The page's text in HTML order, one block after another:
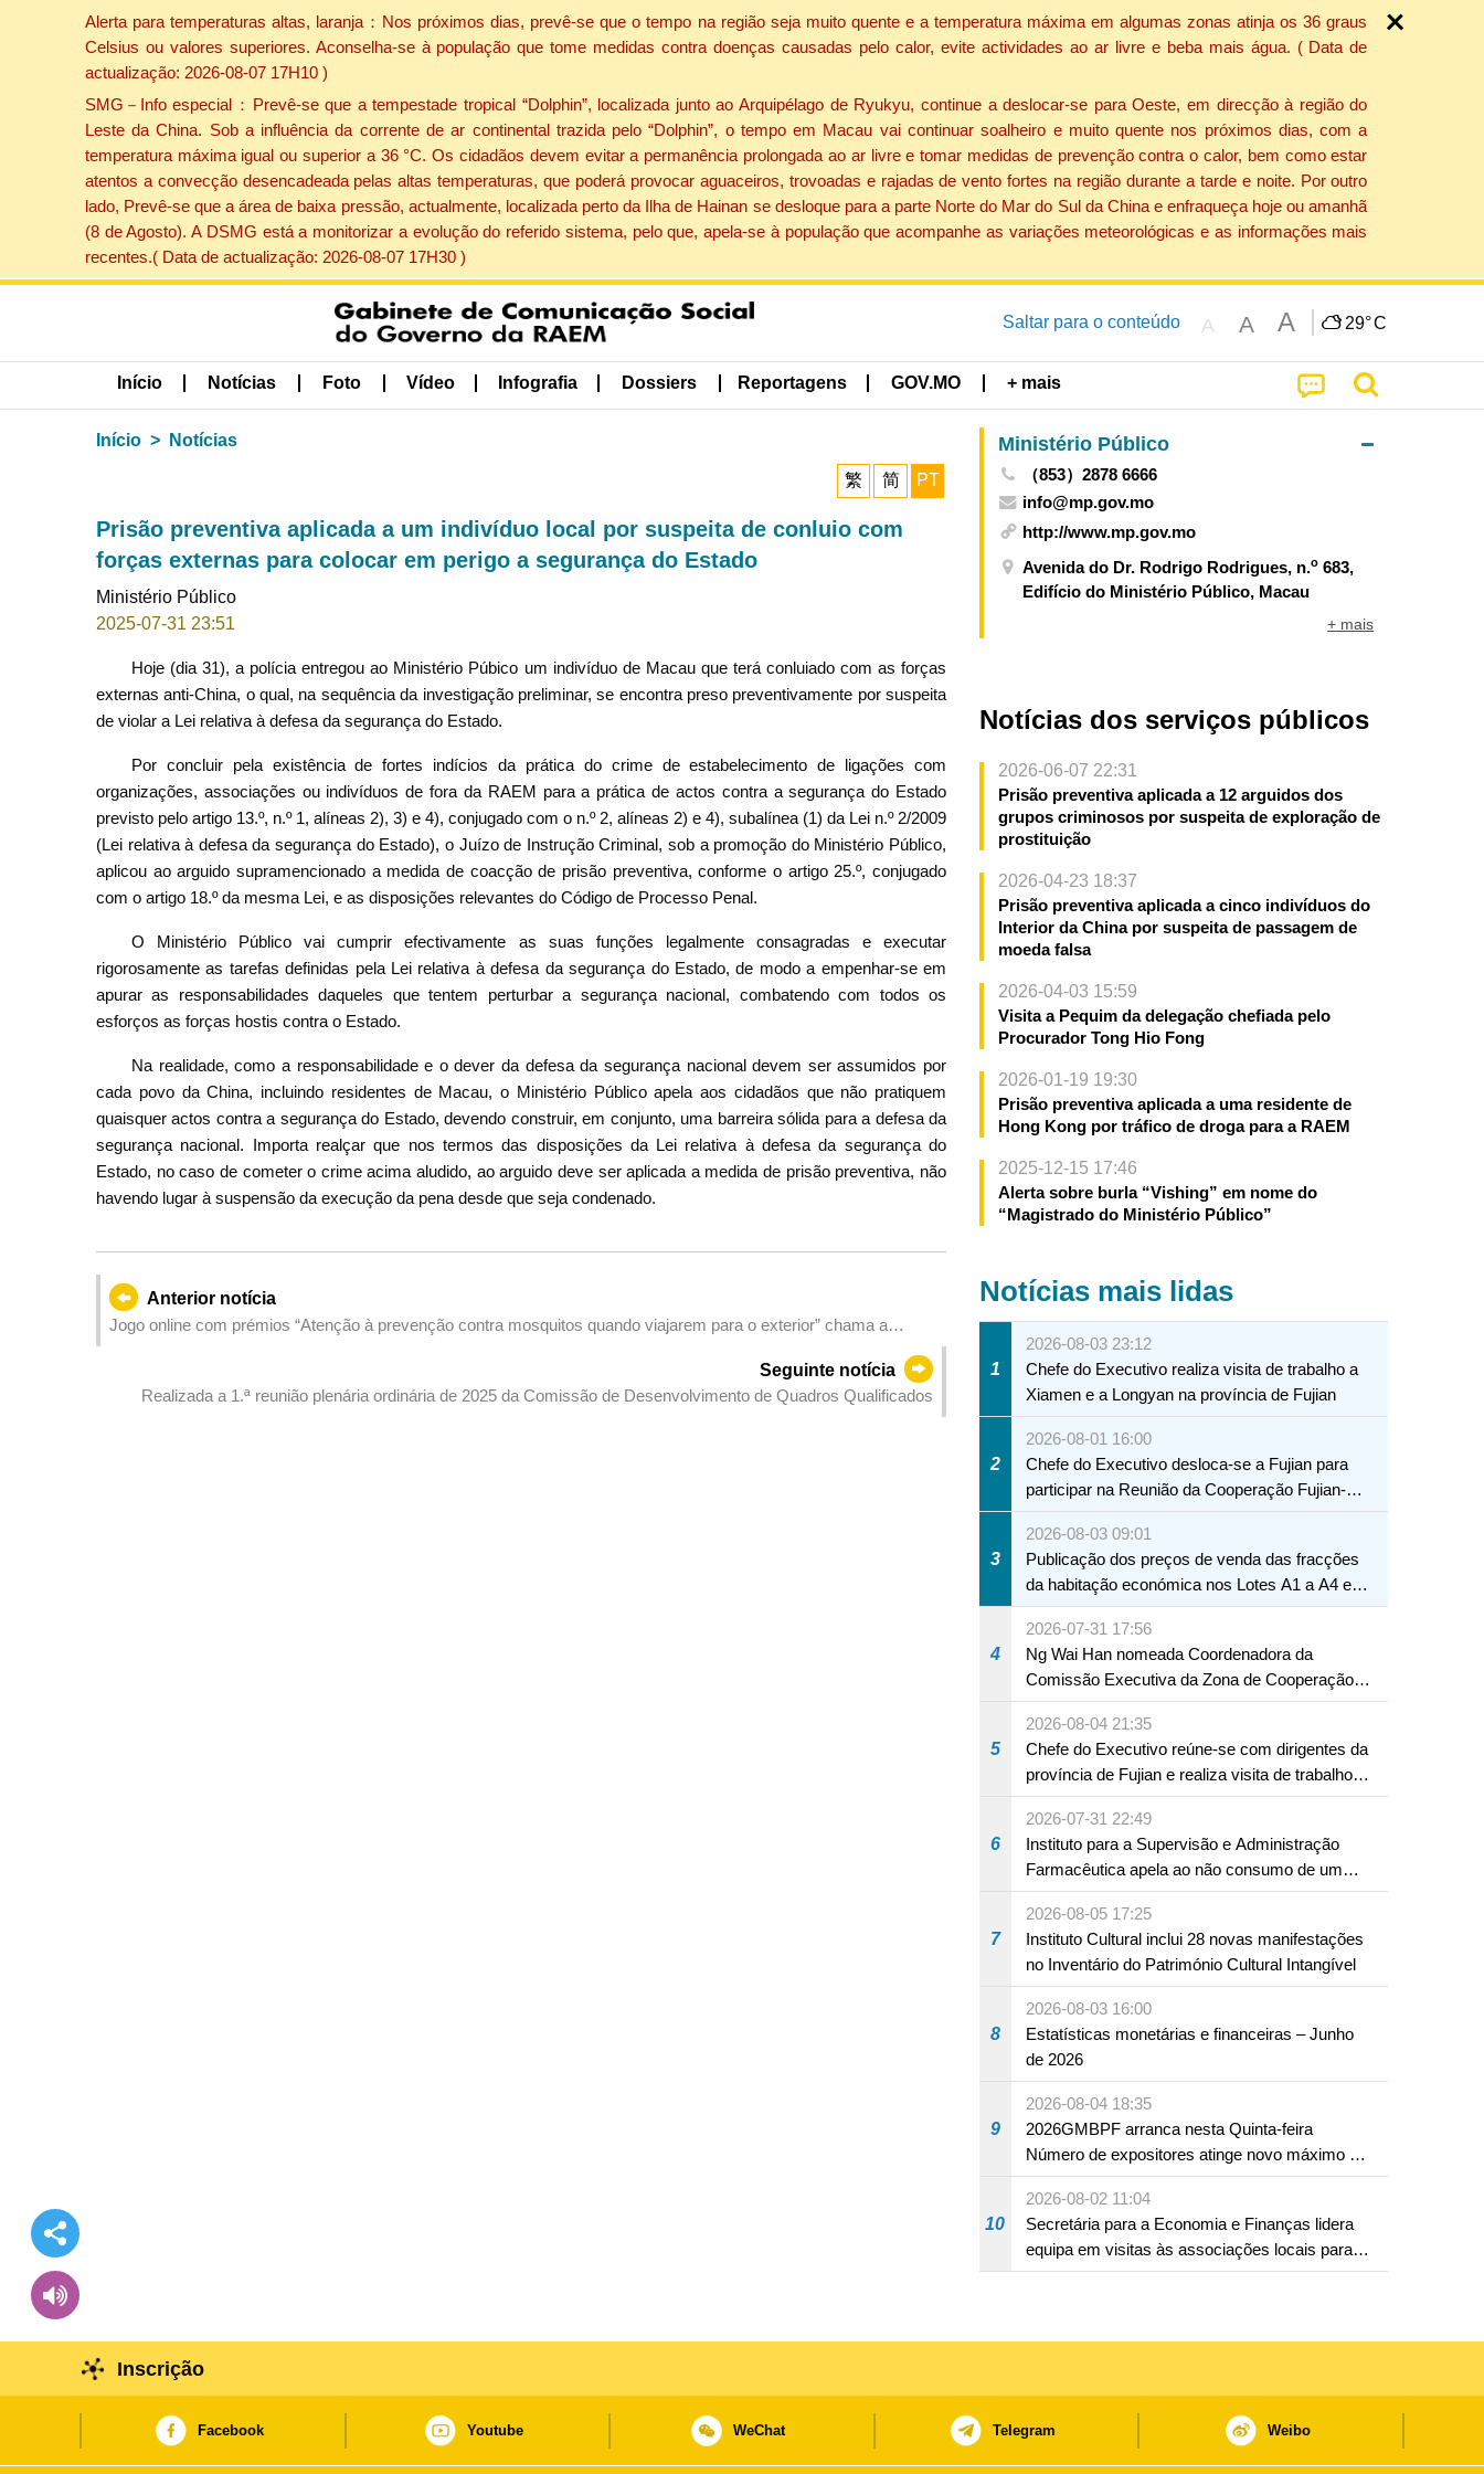
Alerta para temperaturas altas, laranja：Nos próximos dias, prevê-se que o tempo na região seja muito quente e a temperatura máxima em algumas zonas atinja os 36 graus
Celsius ou valores superiores. Aconselha-se à população que tome medidas contra doenças causadas pelo calor, evite actividades ao ar livre e beba mais água. ( Data de
actualização: 2026-08-07 17H10 )
SMG－Info especial：Prevê-se que a tempestade tropical “Dolphin”, localizada junto ao Arquipélago de Ryukyu, continue a deslocar-se para Oeste, em direcção à região do
Leste da China. Sob a influência da corrente de ar continental trazida pelo “Dolphin”, o tempo em Macau vai continuar soalheiro e muito quente nos próximos dias, com a
temperatura máxima igual ou superior a 36 °C. Os cidadãos devem evitar a permanência prolongada ao ar livre e tomar medidas de prevenção contra o calor, bem como estar
atentos a convecção desencadeada pelas altas temperaturas, que poderá provocar aguaceiros, trovoadas e rajadas de vento fortes na região durante a tarde e noite. Por outro
lado, Prevê-se que a área de baixa pressão, actualmente, localizada perto da Ilha de Hainan se desloque para a parte Norte do Mar do Sul da China e enfraqueça hoje ou amanhã
(8 de Agosto). A DSMG está a monitorizar a evolução do referido sistema, pelo que, apela-se à população que acompanhe as variações meteorológicas e as informações mais
recentes.( Data de actualização: 2026-08-07 17H30 )
Saltar para o conteúdo A A A 29°C
Início Notícias Foto Vídeo Infografia Dossiers Reportagens GOV.MO + mais
Início Notícias
繁 简 PT
Prisão preventiva aplicada a um indivíduo local por suspeita de conluio com
forças externas para colocar em perigo a segurança do Estado
Ministério Público
2025-07-31 23:51
Hoje (dia 31), a polícia entregou ao Ministério Púbico um indivíduo de Macau que terá conluiado com as forças
externas anti-China, o qual, na sequência da investigação preliminar, se encontra preso preventivamente por suspeita
de violar a Lei relativa à defesa da segurança do Estado.
Por concluir pela existência de fortes indícios da prática do crime de estabelecimento de ligações com
organizações, associações ou indivíduos de fora da RAEM para a prática de actos contra a segurança do Estado
previsto pelo artigo 13.º, n.º 1, alíneas 2), 3) e 4), conjugado com o n.º 2, alíneas 2) e 4), subalínea (1) da Lei n.º 2/2009
(Lei relativa à defesa da segurança do Estado), o Juízo de Instrução Criminal, sob a promoção do Ministério Público,
aplicou ao arguido supramencionado a medida de coacção de prisão preventiva, conforme o artigo 25.º, conjugado
com o artigo 18.º da mesma Lei, e as disposições relevantes do Código de Processo Penal.
O Ministério Público vai cumprir efectivamente as suas funções legalmente consagradas e executar
rigorosamente as tarefas definidas pela Lei relativa à defesa da segurança do Estado, de modo a empenhar-se em
apurar as responsabilidades daqueles que tentem perturbar a segurança nacional, combatendo com todos os
esforços as forças hostis contra o Estado.
Na realidade, como a responsabilidade e o dever da defesa da segurança nacional devem ser assumidos por
cada povo da China, incluindo residentes de Macau, o Ministério Público apela aos cidadãos que não pratiquem
quaisquer actos contra a segurança do Estado, devendo construir, em conjunto, uma barreira sólida para a defesa da
segurança nacional. Importa realçar que nos termos das disposições da Lei relativa à defesa da segurança do
Estado, no caso de cometer o crime acima aludido, ao arguido deve ser aplicada a medida de prisão preventiva, não
havendo lugar à suspensão da execução da pena desde que seja condenado.
Anterior notícia
Jogo online com prémios “Atenção à prevenção contra mosquitos quando viajarem para o exterior” chama a
Seguinte notícia
Realizada a 1.ª reunião plenária ordinária de 2025 da Comissão de Desenvolvimento de Quadros Qualificados
Ministério Público
（853）2878 6666
info@mp.gov.mo
http://www.mp.gov.mo
Avenida do Dr. Rodrigo Rodrigues, n.o 683,
Edifício do Ministério Público, Macau
+ mais
Notícias dos serviços públicos
2026-06-07 22:31
Prisão preventiva aplicada a 12 arguidos dos
grupos criminosos por suspeita de exploração de
prostituição
2026-04-23 18:37
Prisão preventiva aplicada a cinco indivíduos do
Interior da China por suspeita de passagem de
moeda falsa
2026-04-03 15:59
Visita a Pequim da delegação chefiada pelo
Procurador Tong Hio Fong
2026-01-19 19:30
Prisão preventiva aplicada a uma residente de
Hong Kong por tráfico de droga para a RAEM
2025-12-15 17:46
Alerta sobre burla “Vishing” em nome do
“Magistrado do Ministério Público”
Notícias mais lidas
1
2026-08-03 23:12
Chefe do Executivo realiza visita de trabalho a
Xiamen e a Longyan na província de Fujian
2
2026-08-01 16:00
Chefe do Executivo desloca-se a Fujian para
participar na Reunião da Cooperação Fujian-
Macau
3
2026-08-03 09:01
Publicação dos preços de venda das fracções
da habitação económica nos Lotes A1 a A4 e
A12 da Zona A dos Novos Aterros
4
2026-07-31 17:56
Ng Wai Han nomeada Coordenadora da
Comissão Executiva da Zona de Cooperação
Aprofundada entre Guangdong e Macau em
Hengqin
5
2026-08-04 21:35
Chefe do Executivo reúne-se com dirigentes da
província de Fujian e realiza visita de trabalho
em Fuzhou
6
2026-07-31 22:49
Instituto para a Supervisão e Administração
Farmacêutica apela ao não consumo de um
produto com substâncias medicamentosas
ocidentais
7
2026-08-05 17:25
Instituto Cultural inclui 28 novas manifestações
no Inventário do Património Cultural Intangível
8
2026-08-03 16:00
Estatísticas monetárias e financeiras – Junho
de 2026
9
2026-08-04 18:35
2026GMBPF arranca nesta Quinta-feira
Número de expositores atinge novo máximo em
18 anos
10
2026-08-02 11:04
Secretária para a Economia e Finanças lidera
equipa em visitas às associações locais para
consolidar consensos e promover os trabalhos
Inscrição
Facebook Youtube WeChat Telegram Weibo